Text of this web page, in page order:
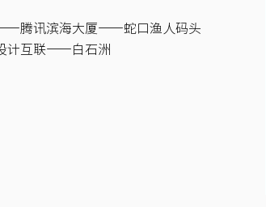
腾讯滨海大厦——蛇口渔人码头
互联——白石洲